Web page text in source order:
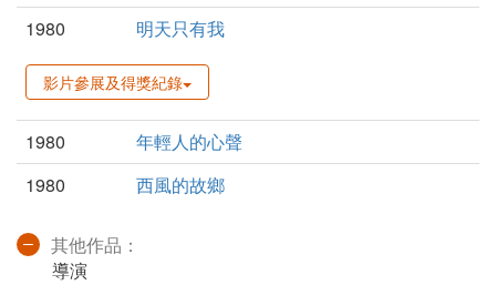
1980
明天只有我
影片參展及得獎紀錄
1980
年輕人的心聲
1980
西風的故鄉
其他作品：
導演